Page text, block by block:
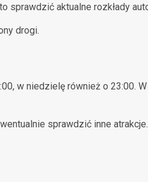
sprawdzić aktualne rozkłady
drogi.
w niedzielę również o 23:00.
sprawdzić inne